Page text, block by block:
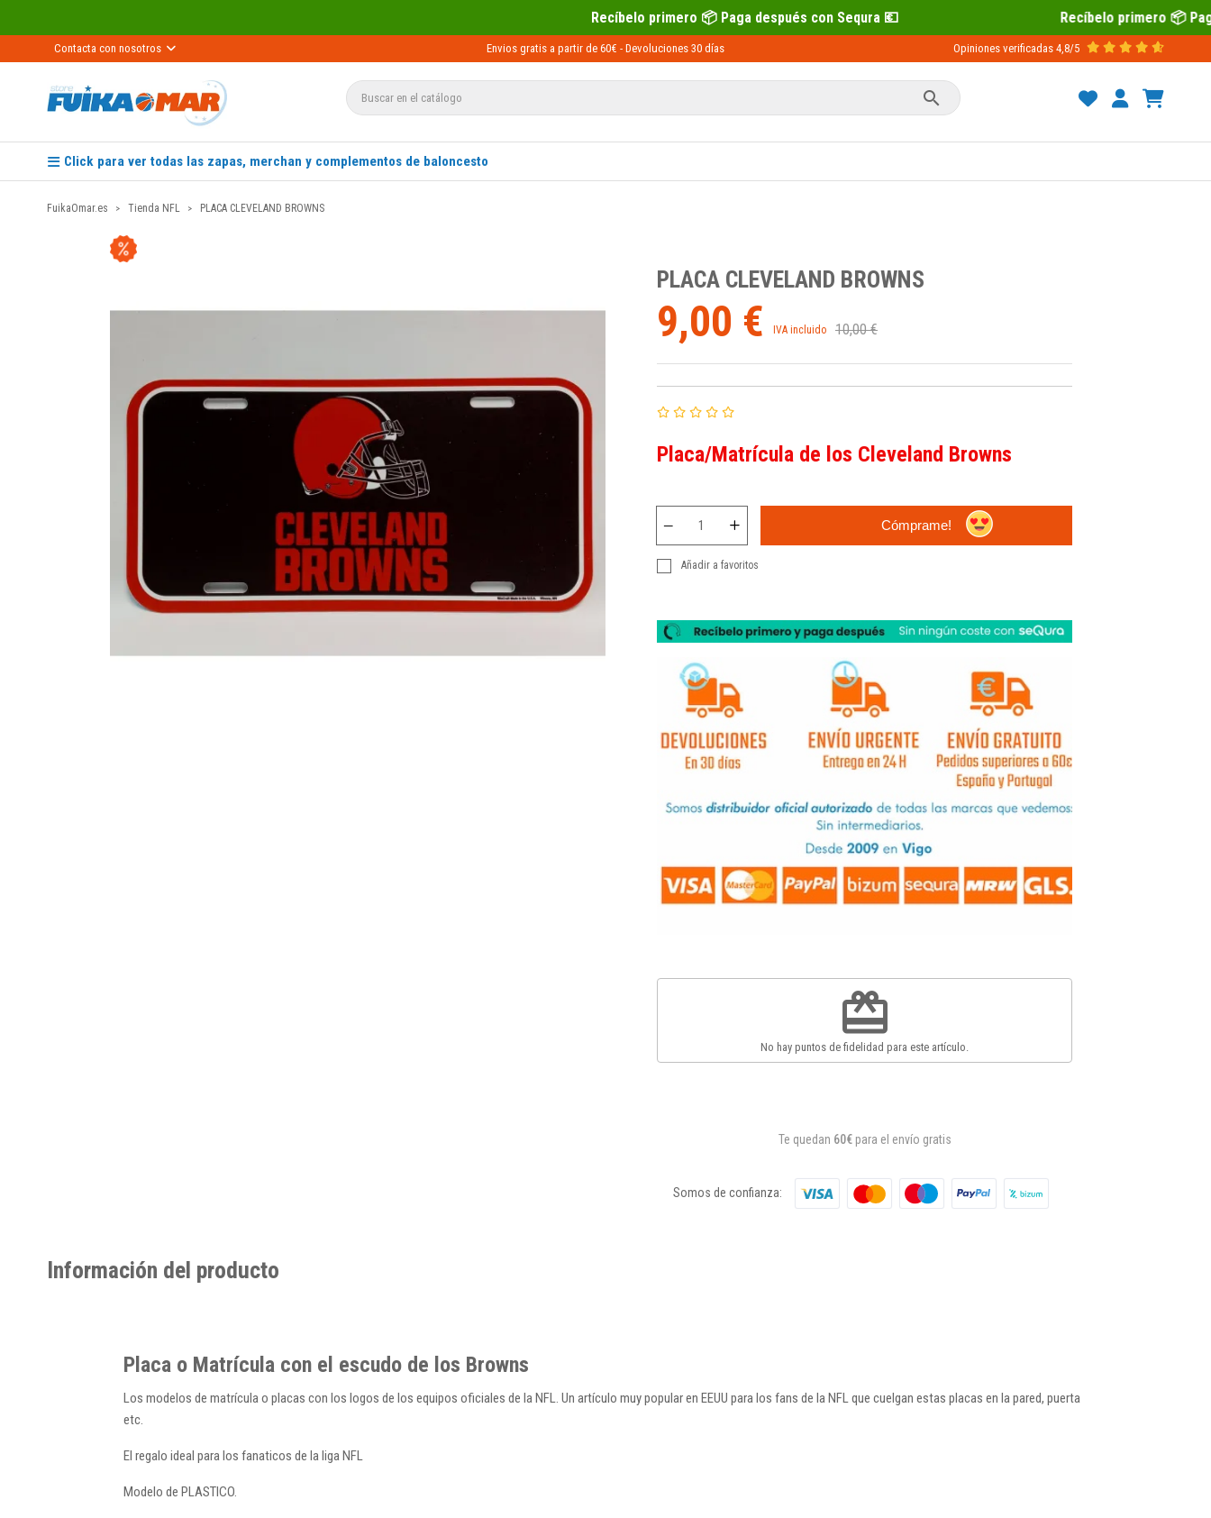
Recíbelo primero 📦 Paga después con Sequra 💶 Recíbelo primero 📦 Paga después con Sequra 💶
Contacta con nosotros Envios gratis a partir de 60€ - Devoluciones 30 días Opiniones verificadas 4,8/5

Click para ver todas las zapas, merchan y complementos de baloncesto
FuikaOmar.es Tienda NFL PLACA CLEVELAND BROWNS
PLACA CLEVELAND BROWNS
9,00 € IVA incluido 10,00 €
Placa/Matrícula de los Cleveland Browns
Cómprame!
Añadir a favoritos
redeem
No hay puntos de fidelidad para este artículo.
Te quedan 60€para el envío gratis
Somos de confianza:
Información del producto
Placa o Matrícula con el escudo de los Browns
Los modelos de matrícula o placas con los logos de los equipos oficiales de la NFL. Un artículo muy popular en EEUU para los fans de la NFL que cuelgan estas placas en la pared, puerta
etc.
El regalo ideal para los fanaticos de la liga NFL
Modelo de PLASTICO.